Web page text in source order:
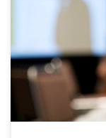
12 июля 2019 г. в 11 ч
делам
Волгоградской